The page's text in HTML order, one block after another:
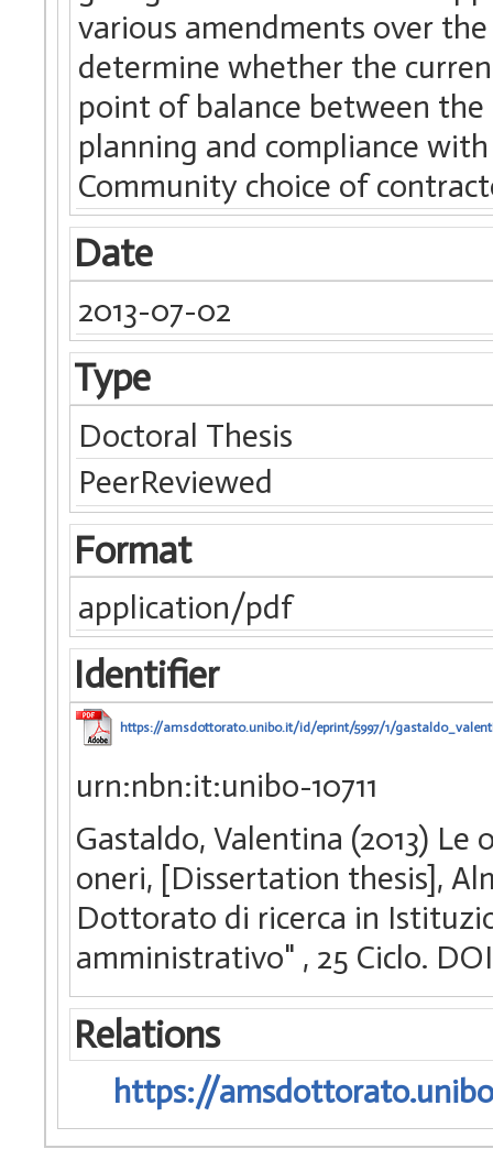
various amendments over
determine whether the
point of balance between
planning and compliance
Community choice of
Date
2013-07-02
Type
Doctoral Thesis
PeerReviewed
Format
application/pdf
Identifier
https://amsdottorato.unibo.it/id/eprint/5997/1/
urn:nbn:it:unibo-10711
Gastaldo, Valentina (2013)
oneri, [Dissertation thesis],
Dottorato di ricerca in
amministrativo" , 25 Ciclo.
Relations
https://